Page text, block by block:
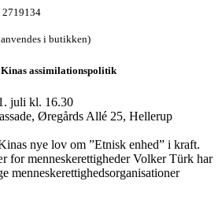
2719134
i butikken)
assimilationspolitik
juli kl. 16.30
Øregårds Allé 25, Hellerup
nye lov om ”Etnisk enhed” i kraft.
for menneskerettigheder Volker Türk har
menneskerettighedsorganisationer